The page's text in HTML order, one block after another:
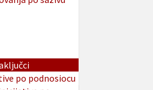
po podnosiocu